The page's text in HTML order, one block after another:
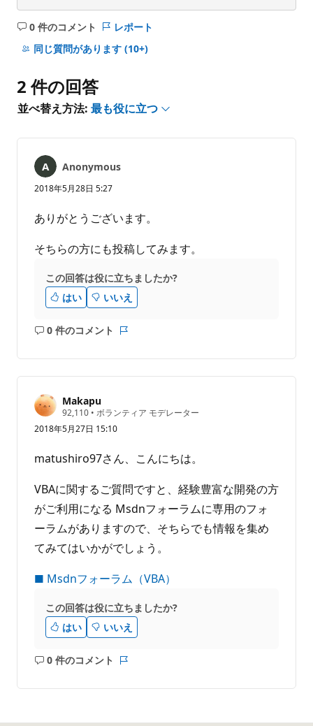
0 件のコメント
コ
メ
は
あ
ま
ん
レポート
同じ質問があります (10+)
2 件の回答
並べ替え方法: 最も役に立つ
Anonymous
2018年5月28日 5:27
ありがとうございます。
そちらの方にも投稿してみます。
この回答は役に立ちましたか?
はい
いいえ
0 件のコメント
コ
ト
は
あ
り
せ
ト
Makapu
92,110 評
価
の
イ
ン
• ボランティア モデレーター
2018年5月27日 15:10
matushiro97さん、こんにちは。
VBAに関するご質問ですと、経験豊富な開発の方
がご利用になる Msdnフォーラムに専用のフォ
ーラムがありますので、そちらでも情報を集め
てみてはいかがでしょう。
■ Msdnフォーラム（VBA）
この回答は役に立ちましたか?
はい
いいえ
0 件のコメント
コ